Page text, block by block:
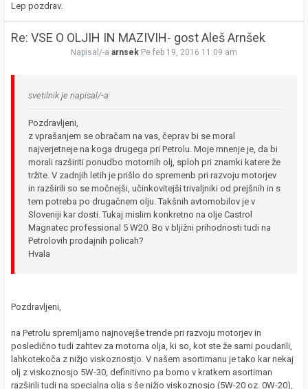
Lep pozdrav.
Re: VSE O OLJIH IN MAZIVIH- gost Aleš Arnšek
Napisal/-a arnsek Pe feb 19, 2016 11:09 am
svetilnik je napisal/-a:
Pozdravljeni,
z vprašanjem se obračam na vas, čeprav bi se moral
najverjetneje na koga drugega pri Petrolu. Moje mnenje je, da bi
morali razširiti ponudbo motornih olj, sploh pri znamki katere že
tržite. V zadnjih letih je prišlo do spremenb pri razvoju motorjev
in razširili so se močnejši, učinkovitejši trivaljniki od prejšnih in s
tem potreba po drugačnem olju. Takšnih avtomobilov je v
Sloveniji kar dosti. Tukaj mislim konkretno na olje Castrol
Magnatec professional 5 W20. Bo v bljižni prihodnosti tudi na
Petrolovih prodajnih policah?
Hvala
Pozdravljeni,
na Petrolu spremljamo najnovejše trende pri razvoju motorjev in
posledično tudi zahtev za motorna olja, ki so, kot ste že sami poudarili,
lahkotekoča z nižjo viskoznostjo. V našem asortimanu je tako kar nekaj
olj z viskoznosjo 5W-30, definitivno pa bomo v kratkem asortiman
razširili tudi na specialna olja s še nižjo viskoznosjo (5W-20 oz. 0W-20),